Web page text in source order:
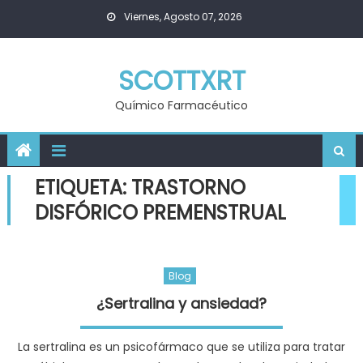
Viernes, Agosto 07, 2026
SCOTTXRT
Químico Farmacéutico
ETIQUETA: TRASTORNO
DISFÓRICO PREMENSTRUAL
Blog
¿Sertralina y ansiedad?
La sertralina es un psicofármaco que se utiliza para tratar